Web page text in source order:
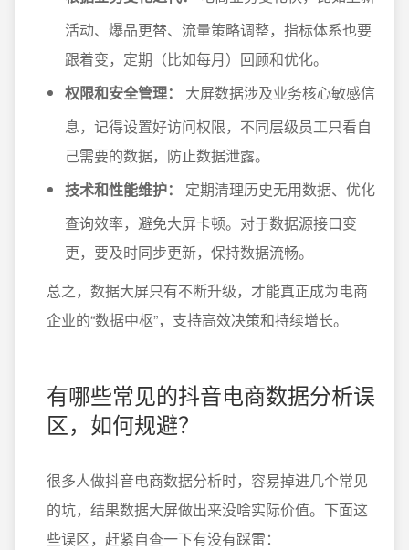
活动、爆品更替、流量策略调整，指标体系也要
跟着变，定期（比如每月）回顾和优化。
权限和安全管理：
大屏数据涉及业务核心敏感信
息，记得设置好访问权限，不同层级员工只看自
己需要的数据，防止数据泄露。
技术和性能维护：
定期清理历史无用数据、优化
查询效率，避免大屏卡顿。对于数据源接口变
更，要及时同步更新，保持数据流畅。
总之，数据大屏只有不断升级，才能真正成为电商
企业的“数据中枢”，支持高效决策和持续增长。
有哪些常见的抖音电商数据分析误
区，如何规避？
很多人做抖音电商数据分析时，容易掉进几个常见
的坑，结果数据大屏做出来没啥实际价值。下面这
些误区，赶紧自查一下有没有踩雷：